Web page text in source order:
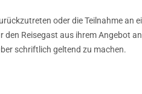
oder die Teilnahme an
den Reisegast aus ihrem Angebot
schriftlich geltend zu machen.